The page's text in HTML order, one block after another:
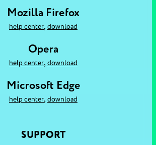
Mozilla Firefox
help center, download
Opera
help center, download
Microsoft Edge
help center, download
SUPPORT